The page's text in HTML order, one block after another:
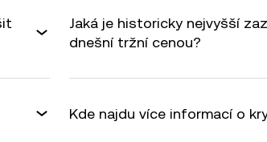
Jaká je historicky nejvyšší
dnešní tržní cenou?
Kde najdu více informací o